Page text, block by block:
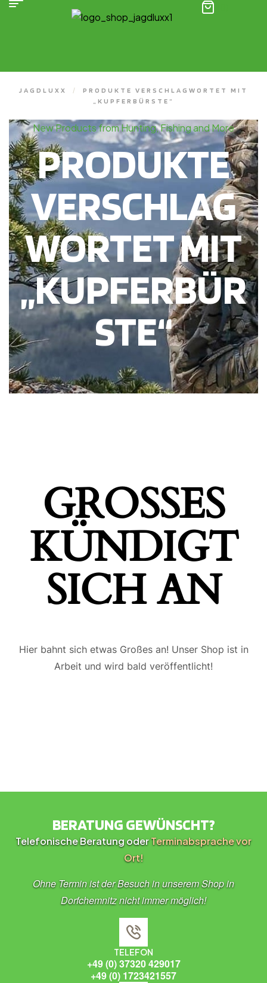
JAGDLUXX /
PRODUKTE VERSCHLAGWORTET MIT
„KUPFERBÜRSTE“
New Products from Hunting, Fishing and More
PRODUKTE
VERSCHLAG
WORTET MIT
„KUPFERBÜR
STE“
GROSSES K
ÜNDIGT S
ICH AN
Hier bahnt sich etwas Großes an! Unser Shop ist in
Arbeit und wird bald veröffentlicht!
BERATUNG GEWÜNSCHT?
Telefonische Beratung oderTerminabsprache vor
Ort!
Ohne Termin ist der Besuch in unserem Shop in
Dorfchemnitz nicht immer möglich!
TELEFON
+49 (0) 37320 429017
+49 (0) 1723421557